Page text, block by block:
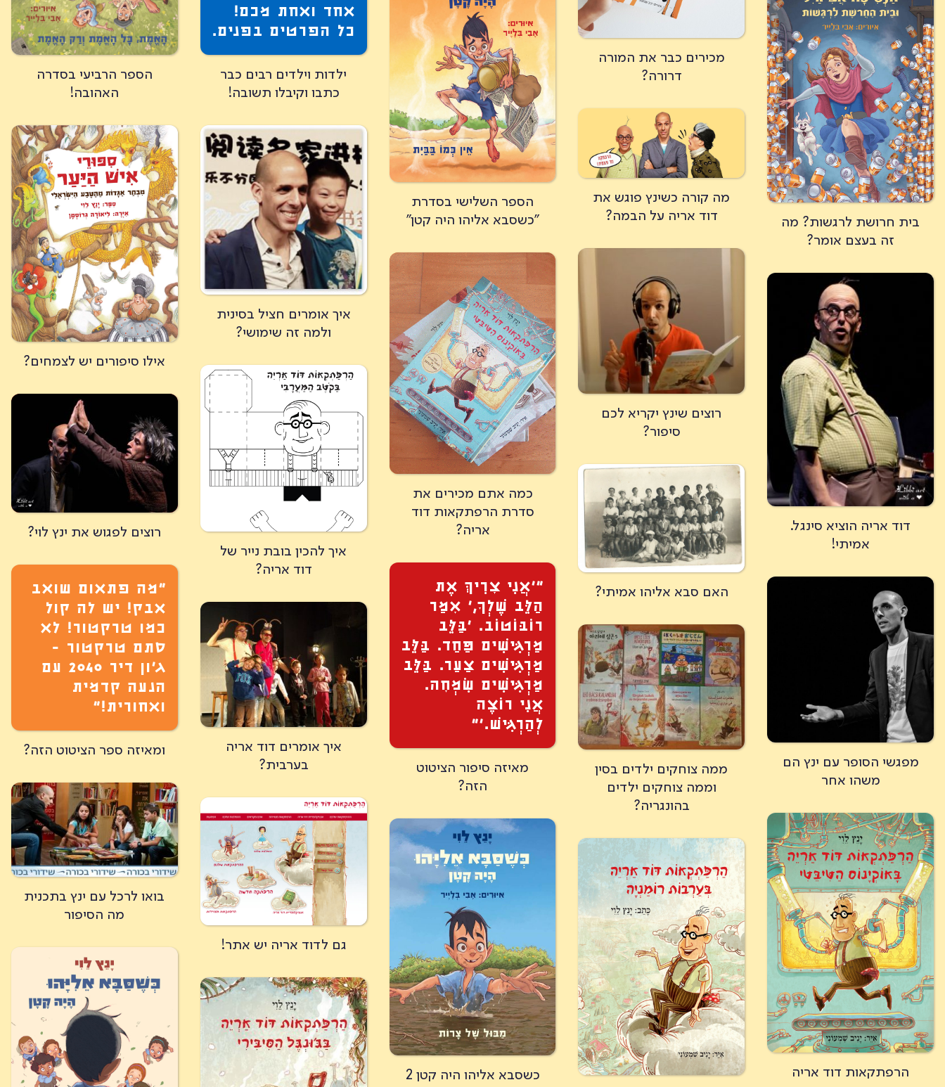
הספר הרביעי בסדרה
האהובה!
מכירים כבר את המורה
דרורה?
אחד ואחת מכם!
כל הפרטים בפנים.
ילדות וילדים רבים כבר
כתבו וקיבלו תשובה!
הספר השלישי בסדרת
"כשסבא אליהו היה קטן"
בית חרושת לרגשות? מה
זה בעצם אומר?
מה קורה כשינץ פוגש את
דוד אריה על הבמה?
איך אומרים חציל בסינית
ולמה זה שימושי?
אילו סיפורים יש לצמחים?
רוצים שינץ יקריא לכם
סיפור?
כמה אתם מכירים את
סדרת הרפתקאות דוד
אריה?
דוד אריה הוציא סינגל.
אמיתי!
איך להכין בובת נייר של
דוד אריה?
רוצים לפגוש את ינץ לוי?
האם סבא אליהו אמיתי?
״׳אֲנִי צׇרִיךְּ אֶת
הַלֵּב שֶׁלְךׇ,׳ אׇמַר
רוֹבּוֹטוֹב. ׳בַּלֵּב
מַרְגִּישִׁים פַּחַד. בַּלֵּב
מַרְגִּישִׁים צַעַר. בַּלֵּב
מַרְגִּישִׁים שִׂמְחׇה.
אֲנִי רוֹצֶה
לְהַרְגִּישׁ.׳”
מאיזה סיפור הציטוט
הזה?
״מה פתאום שואב
אבק! יש לה קול
כמו טרקטור! לא
סתם טרקטור -
ג'ון דיר 2040 עם
הנעה קדמית
ואחורית!”
ומאיזה ספר הציטוט הזה?
מפגשי הסופר עם ינץ הם
משהו אחר
איך אומרים דוד אריה
בערבית?
ממה צוחקים ילדים בסין
וממה צוחקים ילדים
בהונגריה?
בואו לרכל עם ינץ בתכנית
מה הסיפור
גם לדוד אריה יש אתר!
הרפתקאות דוד אריה
כשסבא אליהו היה קטן 2